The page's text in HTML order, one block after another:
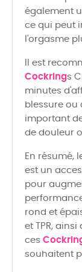
également
ce qui peut
l'orgasme
Il est
Cockrings
minutes
blessure ou
important
de douleur
En résumé,
est un
pour
rond et
et TPR,
ces
souhaitent